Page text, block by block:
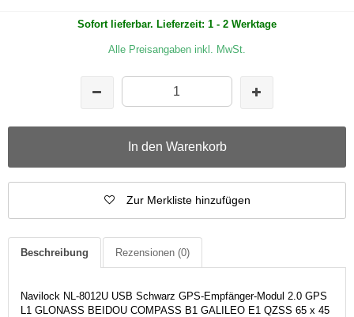
Sofort lieferbar. Lieferzeit: 1 - 2 Werktage
Alle Preisangaben inkl. MwSt.
In den Warenkorb
Zur Merkliste hinzufügen
Beschreibung Rezensionen (0)
Navilock NL-8012U USB Schwarz GPS-Empfänger-Modul 2.0 GPS
L1 GLONASS BEIDOU COMPASS B1 GALILEO E1 QZSS 65 x 45